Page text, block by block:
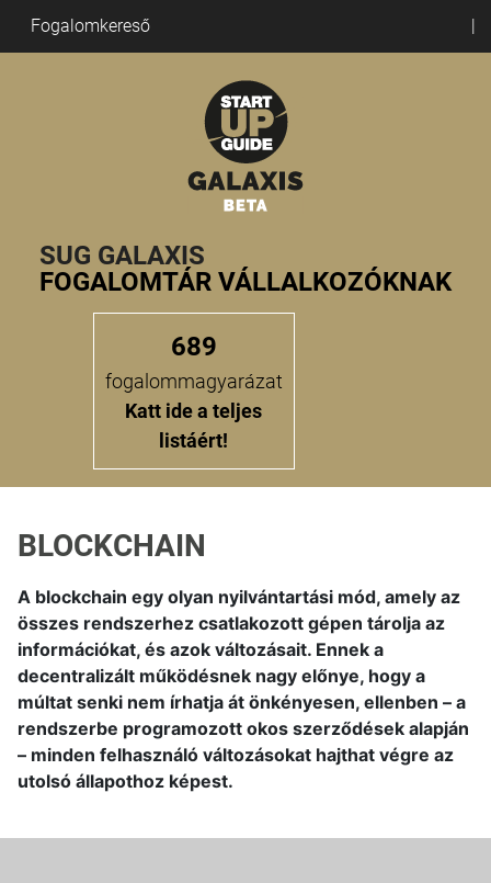
Fogalomkereső
SUG GALAXIS
FOGALOMTÁR VÁLLALKOZÓKNAK
689
fogalommagyarázat
Katt ide a teljes
listáért!
BLOCKCHAIN
A blockchain egy olyan nyilvántartási mód, amely az
összes rendszerhez csatlakozott gépen tárolja az
információkat, és azok változásait. Ennek a
decentralizált működésnek nagy előnye, hogy a
múltat senki nem írhatja át önkényesen, ellenben – a
rendszerbe programozott okos szerződések alapján
– minden felhasználó változásokat hajthat végre az
utolsó állapothoz képest.